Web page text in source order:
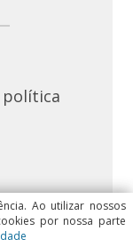
Ao utilizar nossos
por nossa parte
política